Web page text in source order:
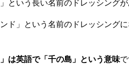
という長い名前のドレッシング
ド」という名前のドレッシング
は英語で「千の島」という意味